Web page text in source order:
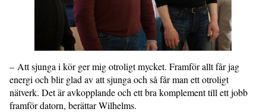
– Att sjunga i kör ger mig otroligt mycket. Framför allt får jag
energi och blir glad av att sjunga och så får man ett otroligt
nätverk. Det är avkopplande och ett bra komplement till ett jobb
framför datorn, berättar Wilhelms.